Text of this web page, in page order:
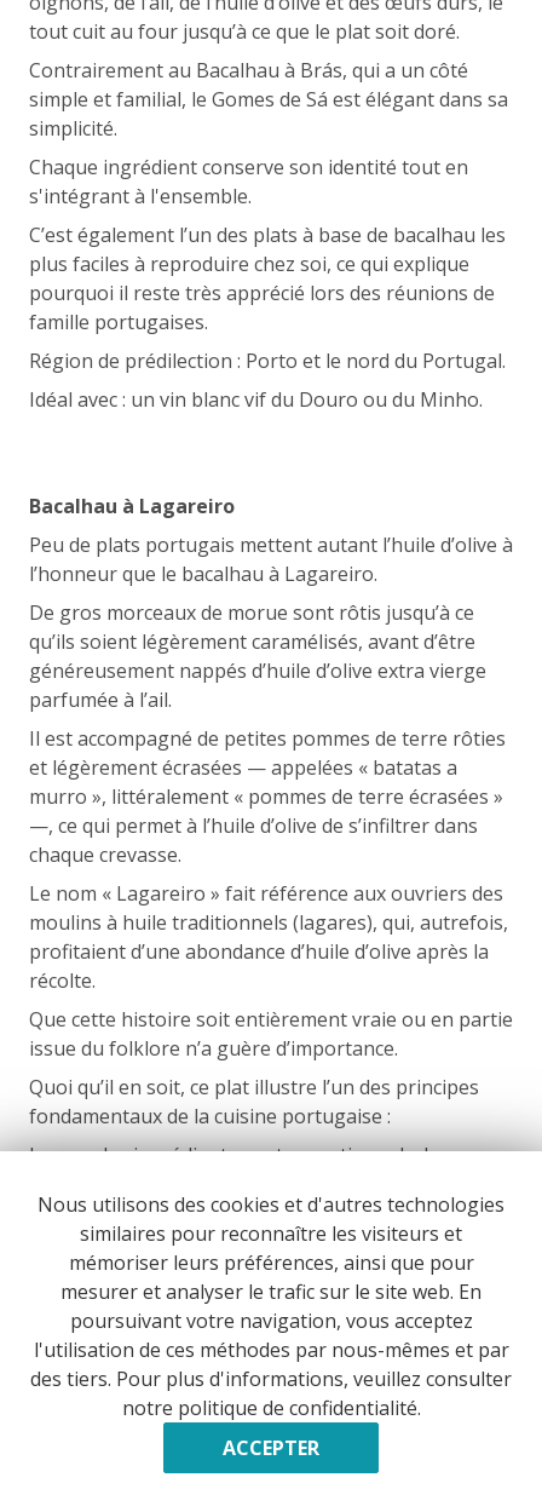
tout cuit au four jusqu’à ce que le plat soit doré.
Contrairement au Bacalhau à Brás, qui a un côté
simple et familial, le Gomes de Sá est élégant dans sa
simplicité.
Chaque ingrédient conserve son identité tout en
s'intégrant à l'ensemble.
C’est également l’un des plats à base de bacalhau les
plus faciles à reproduire chez soi, ce qui explique
pourquoi il reste très apprécié lors des réunions de
famille portugaises.
Région de prédilection : Porto et le nord du Portugal.
Idéal avec : un vin blanc vif du Douro ou du Minho.
Bacalhau à Lagareiro
Peu de plats portugais mettent autant l’huile d’olive à
l’honneur que le bacalhau à Lagareiro.
De gros morceaux de morue sont rôtis jusqu’à ce
qu’ils soient légèrement caramélisés, avant d’être
généreusement nappés d’huile d’olive extra vierge
parfumée à l’ail.
Il est accompagné de petites pommes de terre rôties
et légèrement écrasées — appelées « batatas a
murro », littéralement « pommes de terre écrasées »
—, ce qui permet à l’huile d’olive de s’infiltrer dans
chaque crevasse.
Le nom « Lagareiro » fait référence aux ouvriers des
moulins à huile traditionnels (lagares), qui, autrefois,
profitaient d’une abondance d’huile d’olive après la
récolte.
Que cette histoire soit entièrement vraie ou en partie
issue du folklore n’a guère d’importance.
Quoi qu’il en soit, ce plat illustre l’un des principes
fondamentaux de la cuisine portugaise :
lorsque les ingrédients sont exceptionnels, la
Cela vaut-il le déplacement ? Oui. Surtout dans le
nord du Portugal.
Polvo à Lagareiro : le plat qui fait changer d’avis
sur le poulpe
De nombreux voyageurs arrivent au Portugal
convaincus qu’ils n’aiment pas le poulpe.
Nous utilisons des cookies et d'autres technologies
similaires pour reconnaître les visiteurs et
mémoriser leurs préférences, ainsi que pour
mesurer et analyser le trafic sur le site web. En
poursuivant votre navigation, vous acceptez
l'utilisation de ces méthodes par nous-mêmes et par
des tiers. Pour plus d'informations, veuillez consulter
notre politique de confidentialité.
ACCEPTER